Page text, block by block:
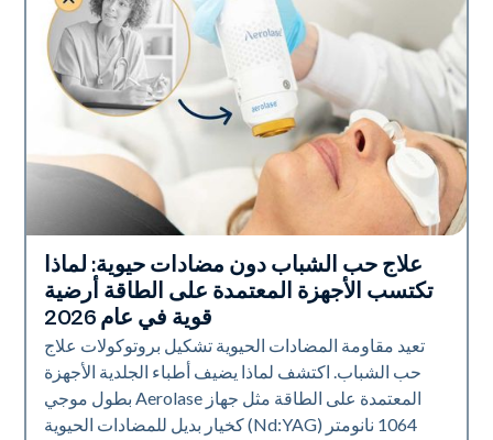
صحة الجلد
علاج حب الشباب دون مضادات حيوية: لماذا
تكتسب الأجهزة المعتمدة على الطاقة أرضية
قوية في عام 2026
تعيد مقاومة المضادات الحيوية تشكيل بروتوكولات علاج
حب الشباب. اكتشف لماذا يضيف أطباء الجلدية الأجهزة
المعتمدة على الطاقة مثل جهاز Aerolase بطول موجي
1064 نانومتر (Nd:YAG) كخيار بديل للمضادات الحيوية